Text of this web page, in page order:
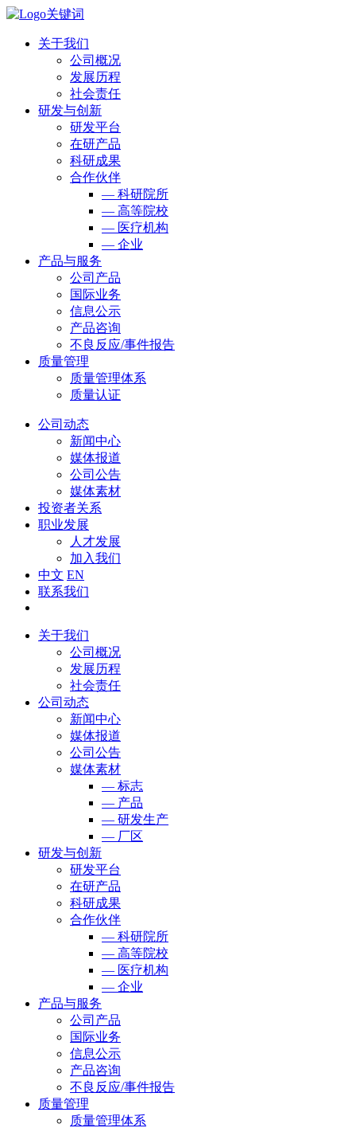
关于我们
公司概况
发展历程
社会责任
研发与创新
研发平台
在研产品
科研成果
合作伙伴
— 科研院所
— 高等院校
— 医疗机构
— 企业
产品与服务
公司产品
国际业务
信息公示
产品咨询
不良反应/事件报告
质量管理
质量管理体系
质量认证
公司动态
新闻中心
媒体报道
公司公告
媒体素材
投资者关系
职业发展
人才发展
加入我们
中文 EN
联系我们
关于我们
公司概况
发展历程
社会责任
公司动态
新闻中心
媒体报道
公司公告
媒体素材
— 标志
— 产品
— 研发生产
— 厂区
研发与创新
研发平台
在研产品
科研成果
合作伙伴
— 科研院所
— 高等院校
— 医疗机构
— 企业
产品与服务
公司产品
国际业务
信息公示
产品咨询
不良反应/事件报告
质量管理
质量管理体系